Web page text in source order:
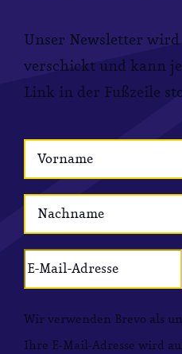
Unser Newsletter
verschickt und kann
Link in der Fußzeile
Wir verwenden Brevo als
Ihre E-Mail-Adresse wird